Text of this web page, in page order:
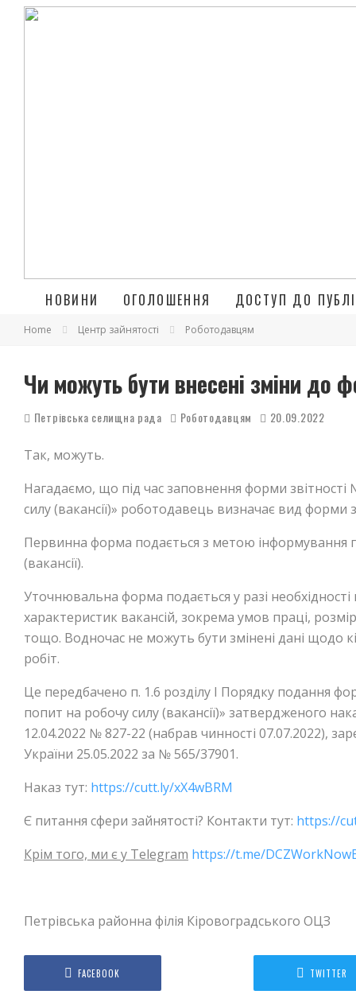
НОВИНИ ОГОЛОШЕННЯ ДОСТУП ДО
Home Центр зайнятості Роботодавцям
Чи можуть бути внесені зміни до
Петрівська селищна рада Роботодавцям 20.09.2022
Так, можуть.
Нагадаємо, що під час заповнення форми
силу (вакансії)» роботодавець визначає вид форми
Первинна форма подається з метою інформування
(вакансії).
Уточнювальна форма подається у разі
характеристик вакансій, зокрема умов праці,
тощо. Водночас не можуть бути змінені дані щодо
робіт.
Це передбачено п. 1.6 розділу I Порядку подання
попит на робочу силу (вакансії)» затвердженого
12.04.2022 № 827-22 (набрав чинності 07.07.2022),
України 25.05.2022 за № 565/37901.
Наказ тут: https://cutt.ly/xX4wBRM
Є питання сфери зайнятості? Контакти тут: https://
Крім того, ми є у Telegram https://t.me/
Петрівська районна філія Кіровоградського ОЦЗ
FACEBOOK TWITTER